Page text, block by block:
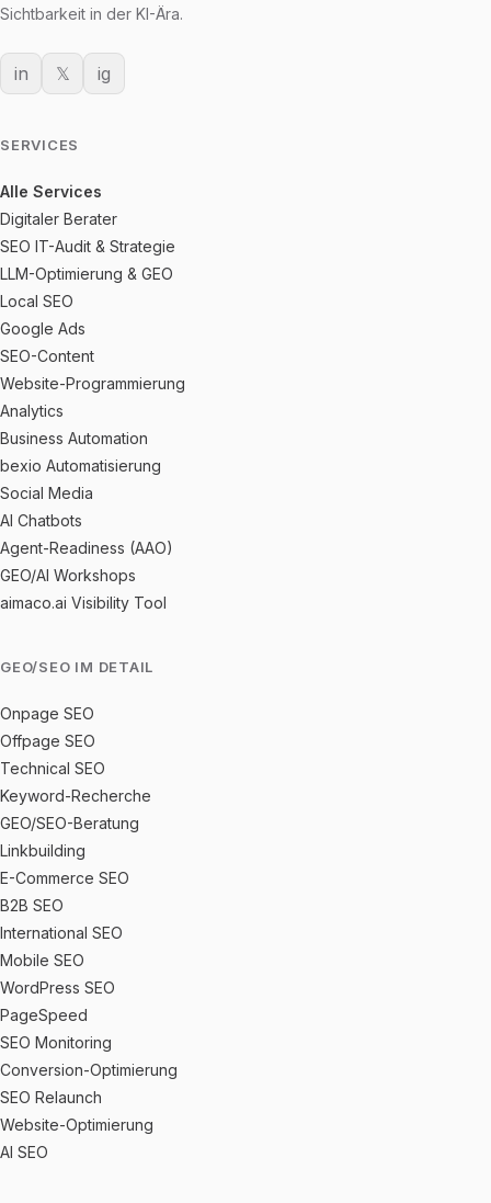
Sichtbarkeit in der KI-Ära.
in 𝕏 ig
SERVICES
Alle Services
Digitaler Berater
SEO IT-Audit & Strategie
LLM-Optimierung & GEO
Local SEO
Google Ads
SEO-Content
Website-Programmierung
Analytics
Business Automation
bexio Automatisierung
Social Media
AI Chatbots
Agent-Readiness (AAO)
GEO/AI Workshops
aimaco.ai Visibility Tool
GEO/SEO IM DETAIL
Onpage SEO
Offpage SEO
Technical SEO
Keyword-Recherche
GEO/SEO-Beratung
Linkbuilding
E-Commerce SEO
B2B SEO
International SEO
Mobile SEO
WordPress SEO
PageSpeed
SEO Monitoring
Conversion-Optimierung
SEO Relaunch
Website-Optimierung
AI SEO